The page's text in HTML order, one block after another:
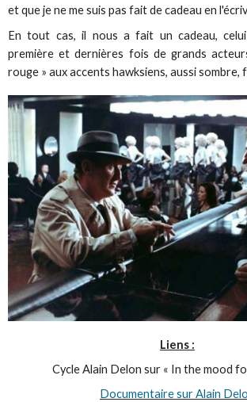
et que je ne me suis pas fait de cadeau en
En tout cas, il nous a fait un cadeau,
première et dernières fois de grands
rouge » aux accents hawksiens, aussi sombre,
Liens :
Cycle Alain Delon sur « In the mood
Documentaire sur Alain